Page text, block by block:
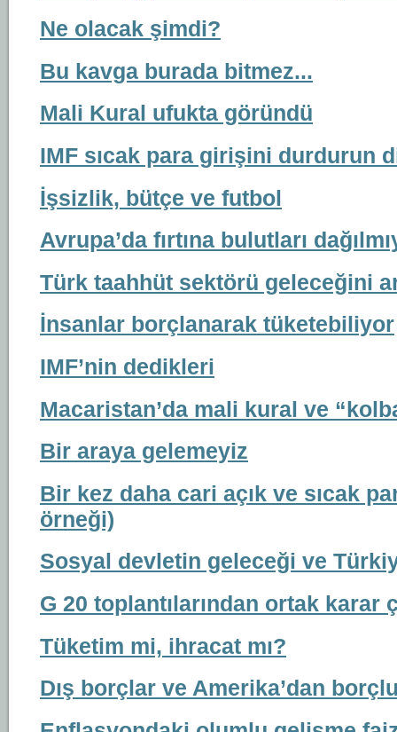
Ne olacak şimdi?
Bu kavga burada bitmez...
Mali Kural ufukta göründü
IMF sıcak para girişini durdurun
İşsizlik, bütçe ve futbol
Avrupa’da fırtına bulutları
Türk taahhüt sektörü geleceğini
İnsanlar borçlanarak tüketebiliyor
IMF’nin dedikleri
Macaristan’da mali kural ve
Bir araya gelemeyiz
Bir kez daha cari açık ve sıcak
örneği)
Sosyal devletin geleceği ve
G 20 toplantılarından ortak karar
Tüketim mi, ihracat mı?
Dış borçlar ve Amerika’dan